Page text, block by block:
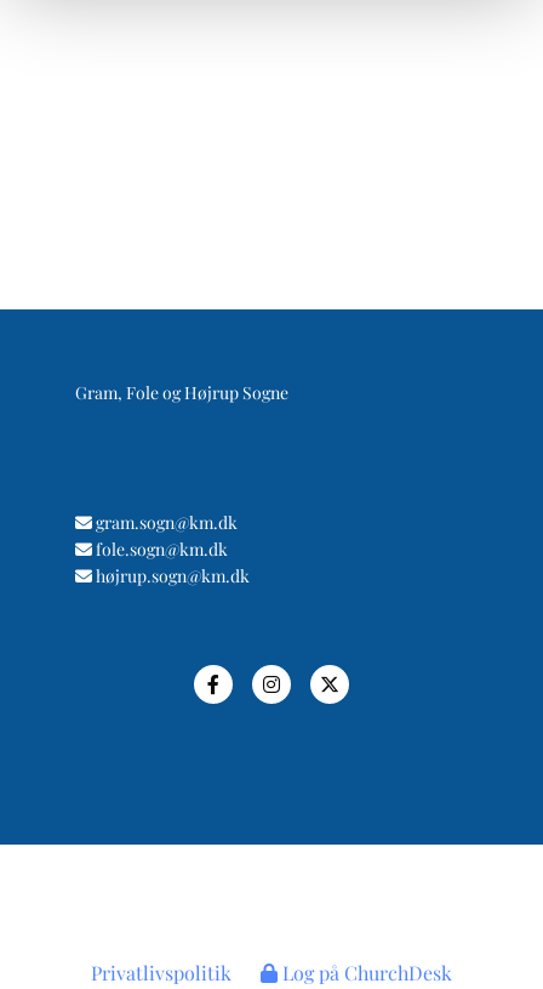
Gram, Fole og Højrup Sogne
 gram.sogn@km.dk
 fole.sogn@km.dk
 højrup.sogn@km.dk
Privatlivspolitik Log på ChurchDesk